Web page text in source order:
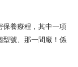
保養療程，其中一項
型號、那一間廠！係